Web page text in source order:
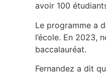
avoir 100
Le programme a
l’école. En 2023,
baccalauréat.
Fernandez a dit